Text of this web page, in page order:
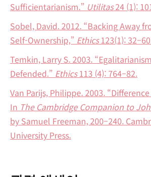
Sufficientarianism.” Utilitas24 (1):
Sobel, David. 2012. “Backing Away
Self-Ownership,” Ethics123(1):
Temkin, Larry S. 2003. “Egalitarianism
Defended.” Ethics113 (4): 764–82.
Van Parijs, Philippe. 2003.
In The Cambridge Companion to
by Samuel Freeman, 200–240.
University Press.